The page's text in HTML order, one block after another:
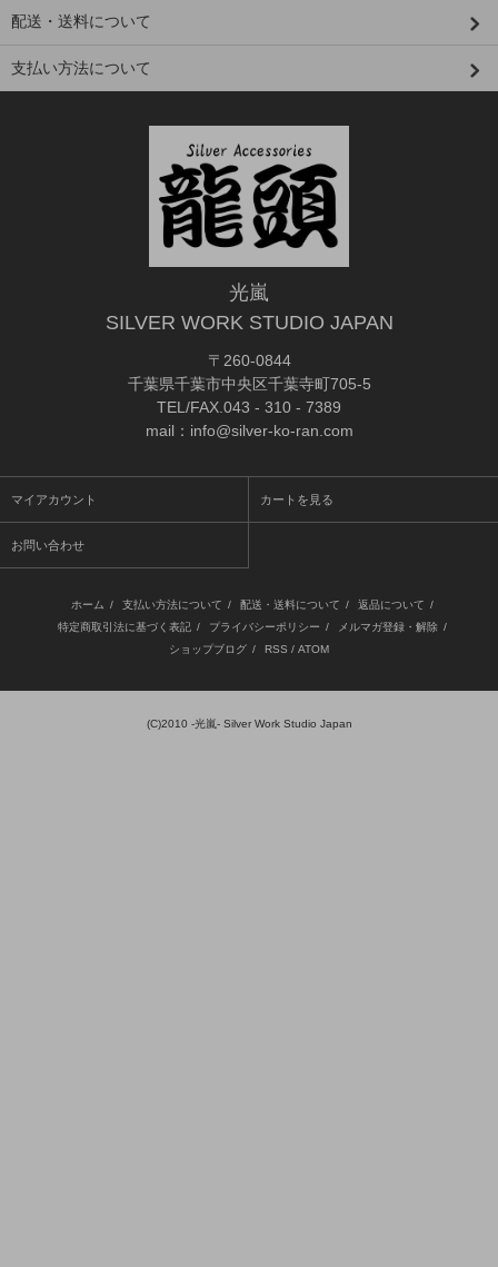
配送・送料について
支払い方法について
光嵐
SILVER WORK STUDIO JAPAN
〒260-0844
千葉県千葉市中央区千葉寺町705-5
TEL/FAX.043 - 310 - 7389
mail：info@silver-ko-ran.com
マイアカウント カートを見る
お問い合わせ
ホーム / 支払い方法について / 配送・送料について / 返品について /
特定商取引法に基づく表記 / プライバシーポリシー / メルマガ登録・解除 /
ショップブログ / RSS / ATOM
(C)2010 -光嵐- Silver Work Studio Japan